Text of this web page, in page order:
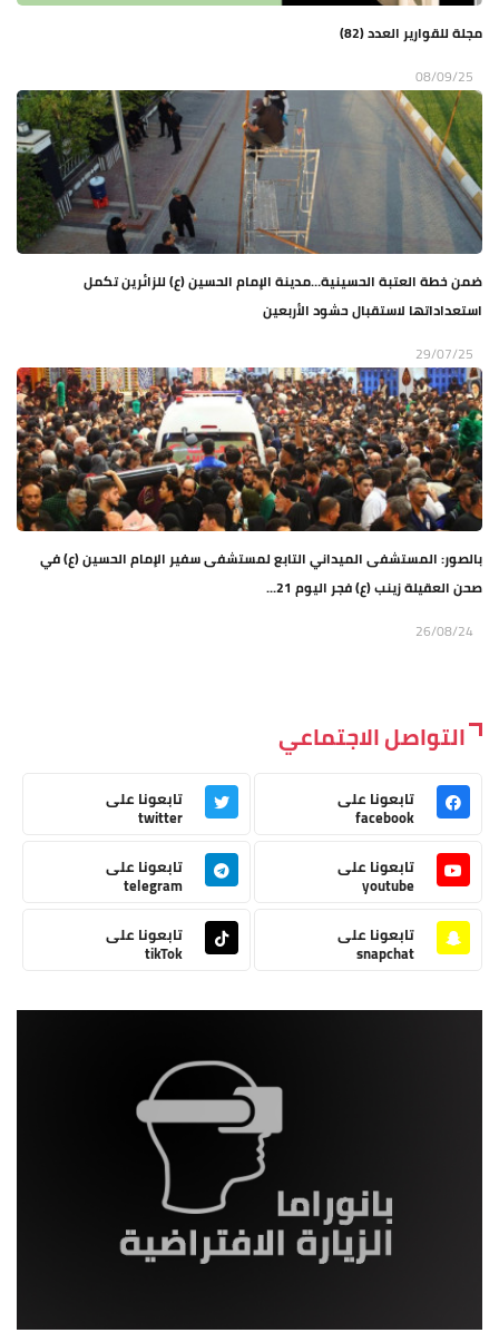
مجلة للقوارير العدد (82)
08/09/25
ضمن خطة العتبة الحسينية…مدينة الإمام الحسين (ع) للزائرين تكمل
استعداداتها لاستقبال حشود الأربعين
29/07/25
بالصور: المستشفى الميداني التابع لمستشفى سفير الإمام الحسين (ع) في
صحن العقيلة زينب (ع) فجر اليوم 21...
26/08/24
التواصل الاجتماعي
تابعونا على
facebook
تابعونا على
twitter
تابعونا على
youtube
تابعونا على
telegram
تابعونا على
snapchat
تابعونا على
tikTok